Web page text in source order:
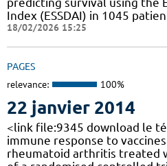
Index (ESSDAI) in 1045
18/02/2026 15:25
PAGES
relevance: 100%
22 janvier 2014
<link file:9345 download le
immune response to
rheumatoid arthritis treated